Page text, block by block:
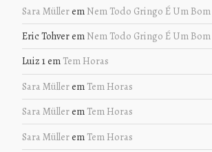
Sara Müllerem Nem Todo Gringo É Um
Eric Tohverem Nem Todo Gringo É Um
Luiz 1em Tem Horas
Sara Müllerem Tem Horas
Sara Müllerem Tem Horas
Sara Müllerem Tem Horas